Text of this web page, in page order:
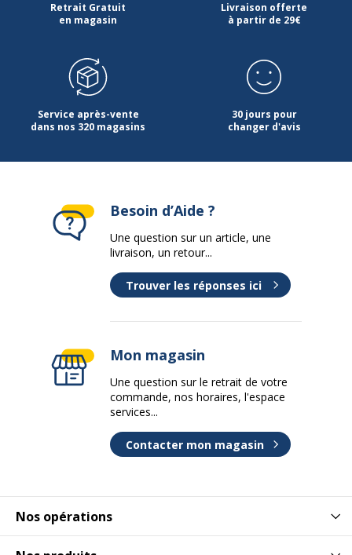
Retrait Gratuit
en magasin
Livraison offerte
à partir de 29€
Service après-vente
dans nos 320 magasins
30 jours pour
changer d'avis
Nos opérations
Besoin d’Aide ?
Une question sur un article, une
livraison, un retour...
Trouver les réponses ici
Mon magasin
Une question sur le retrait de votre
commande, nos horaires, l'espace
services...
Contacter mon magasin